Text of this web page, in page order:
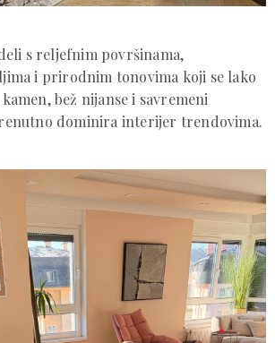
s reljefnim površinama,
i prirodnim tonovima koji se lako
bež nijanse i savremeni
dominira interijer trendovima.